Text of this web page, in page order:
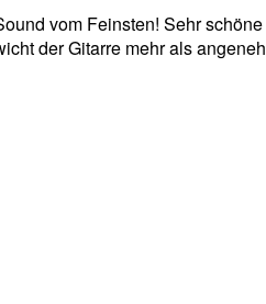
vom Feinsten! Sehr
der Gitarre mehr als